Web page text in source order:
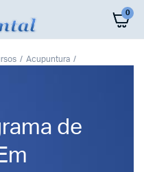
0
Acupuntura
de